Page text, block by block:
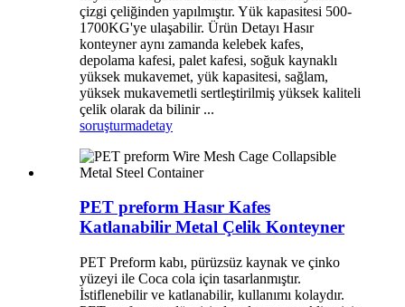
çizgi çeliğinden yapılmıştır. Yük kapasitesi 500-
1700KG'ye ulaşabilir. Ürün Detayı Hasır
konteyner aynı zamanda kelebek kafes,
depolama kafesi, palet kafesi, soğuk kaynaklı
yüksek mukavemet, yük kapasitesi, sağlam,
yüksek mukavemetli sertleştirilmiş yüksek kaliteli
çelik olarak da bilinir ...
soruşturmadetay
PET preform Hasır Kafes
Katlanabilir Metal Çelik Konteyner
PET Preform kabı, pürüzsüz kaynak ve çinko
yüzeyi ile Coca cola için tasarlanmıştır.
İstiflenebilir ve katlanabilir, kullanımı kolaydır.